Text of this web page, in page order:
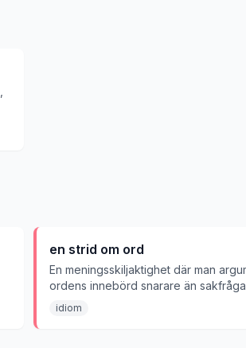
en strid om ord
En meningsskiljaktighet där man
ordens innebörd snarare än
ordkrig utan verklig substans.
idiom